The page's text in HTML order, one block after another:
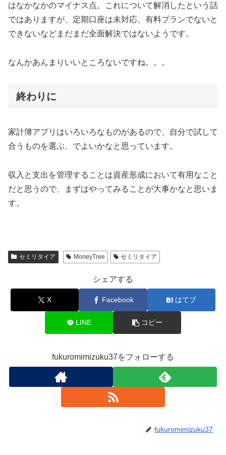
はなかなかのマイナス点。これについて解消したという話
ではありますが、定期口座は未対応、有料プランでないと
できないなどまだまだ全面解決ではないようです。
なんかあんまりいいところないですね。。。
終わりに
家計簿アプリはいろいろなものがあるので、自分で試して
合うものを選ぶ、でよいかなと思っています。
収入と支出を管理することは資産形成において有用なこと
だと思うので、まずはやってみることが大事かなと思いま
す。
セミリタイア MoneyTree セミリタイア
シェアする
X Facebook はてブ
LINE コピー
fukuromimizuku37をフォローする
fukuromimizuku37